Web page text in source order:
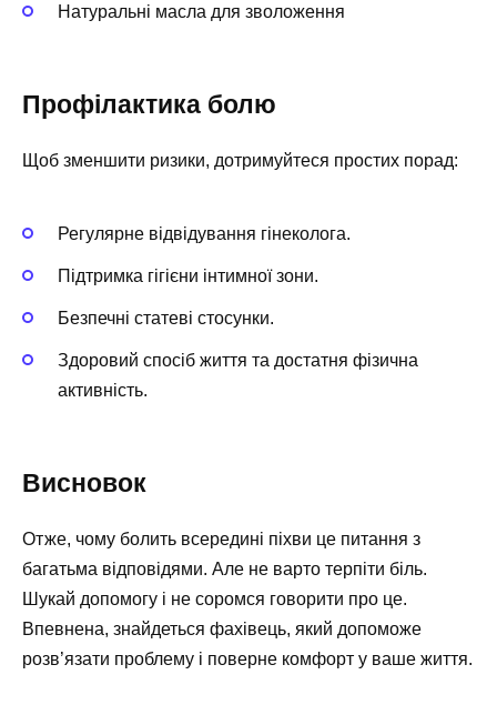
Натуральні масла для зволоження
Профілактика болю
Щоб зменшити ризики, дотримуйтеся простих порад:
Регулярне відвідування гінеколога.
Підтримка гігієни інтимної зони.
Безпечні статеві стосунки.
Здоровий спосіб життя та достатня фізична
активність.
Висновок
Отже, чому болить всередині піхви це питання з
багатьма відповідями. Але не варто терпіти біль.
Шукай допомогу і не соромся говорити про це.
Впевнена, знайдеться фахівець, який допоможе
розв’язати проблему і поверне комфорт у ваше життя.